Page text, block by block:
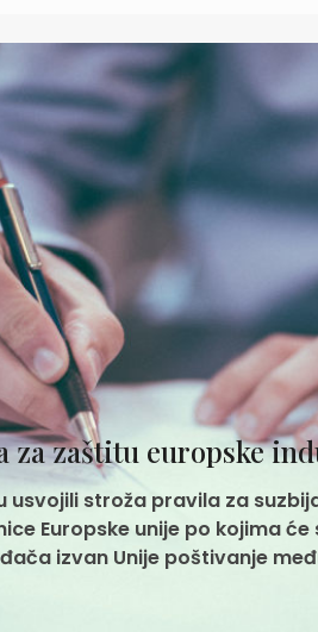
za zaštitu europske
usvojili stroža pravila za
Europske unije po kojima
izvan Unije poštivanje